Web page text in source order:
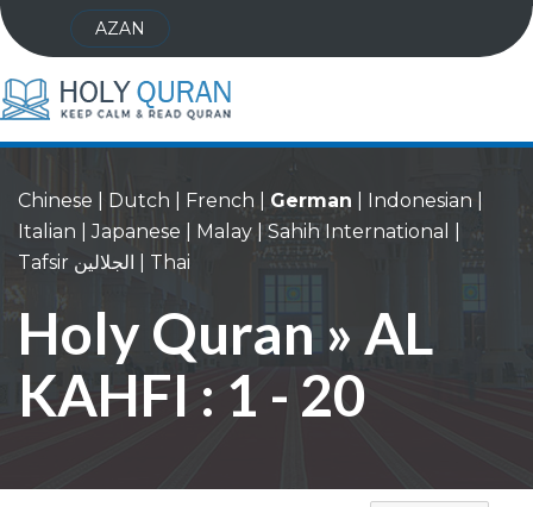
AZAN
Chinese Dutch French German Indonesian
Italian |Japanese Malay Sahih International
Tafsir الجلالين
Thai
Holy Quran » AL
KAHFI : 1 - 20